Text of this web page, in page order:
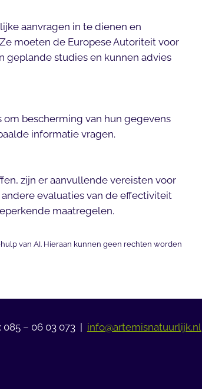
aanvragen in te dienen en
moeten de Europese Autoriteit voor
geplande studies en kunnen advies
bescherming van hun gegevens
informatie vragen.
zijn er aanvullende vereisten voor
evaluaties van de effectiviteit
maatregelen.
van AI. Hieraan kunnen geen rechten worden
085 – 06 03 073 | info@artemisnatuurlijk.nl